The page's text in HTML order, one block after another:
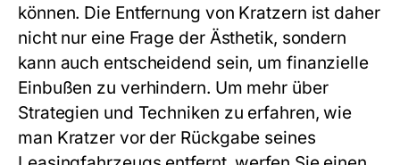
können. Die Entfernung von Kratzern ist daher
nicht nur eine Frage der Ästhetik, sondern
kann auch entscheidend sein, um finanzielle
Einbußen zu verhindern. Um mehr über
Strategien und Techniken zu erfahren, wie
man Kratzer vor der Rückgabe seines